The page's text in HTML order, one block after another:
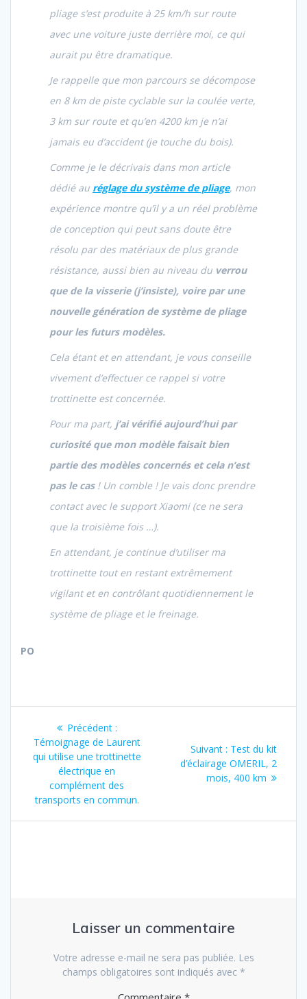
pliage s’est produite à 25 km/h sur route
avec une voiture juste derrière moi, ce qui
aurait pu être dramatique.
Je rappelle que mon parcours se décompose
en 8 km de piste cyclable sur la coulée verte,
3 km sur route et qu’en 4200 km je n’ai
jamais eu d’accident (je touche du bois).
Comme je le décrivais dans mon article
dédié au réglage du système de pliage, mon
expérience montre qu’il y a un réel problème
de conception qui peut sans doute être
résolu par des matériaux de plus grande
résistance, aussi bien au niveau du verrou
que de la visserie (j’insiste), voire par une
nouvelle génération de système de pliage
pour les futurs modèles.
Cela étant et en attendant, je vous conseille
vivement d’effectuer ce rappel si votre
trottinette est concernée.
Pour ma part, j’ai vérifié aujourd’hui par
curiosité que mon modèle faisait bien
partie des modèles concernés et cela n’est
pas le cas ! Un comble ! Je vais donc prendre
contact avec le supportXiaomi(ce ne sera
que la troisième fois …).
En attendant, je continue d’utiliser ma
trottinette tout en restant extrêmement
vigilant et en contrôlant quotidiennement le
système de pliage et le freinage.
PO
Navigation
de
l’article
Précédent :Article
précédent
:
Témoignage de Laurent
qui utilise une trottinette
électrique en
complément des
transports en commun.
Suivant : Article
suivant
:
Test du kit
d’éclairage OMERIL, 2
mois, 400 km
Laisser un commentaire
Votre adresse e-mail ne sera pas publiée. Les
champs obligatoires sont indiqués avec *